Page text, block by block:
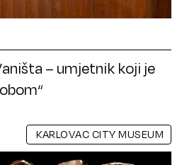
– umjetnik koji je
KARLOVAC CITY MUSEUM